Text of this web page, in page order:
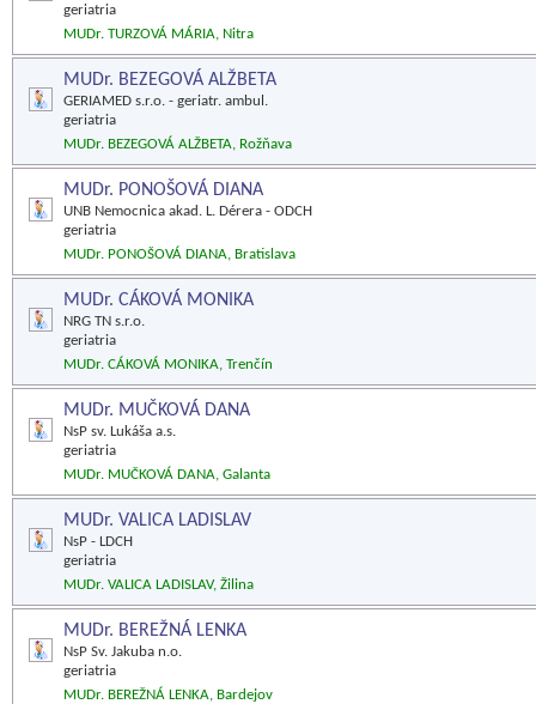
geriatria
MUDr. TURZOVÁ MÁRIA, Nitra
MUDr. BEZEGOVÁ ALŽBETA
GERIAMED s.r.o. - geriatr. ambul.
geriatria
MUDr. BEZEGOVÁ ALŽBETA, Rožňava
MUDr. PONOŠOVÁ DIANA
UNB Nemocnica akad. L. Dérera - ODCH
geriatria
MUDr. PONOŠOVÁ DIANA, Bratislava
MUDr. CÁKOVÁ MONIKA
NRG TN s.r.o.
geriatria
MUDr. CÁKOVÁ MONIKA, Trenčín
MUDr. MUČKOVÁ DANA
NsP sv. Lukáša a.s.
geriatria
MUDr. MUČKOVÁ DANA, Galanta
MUDr. VALICA LADISLAV
NsP - LDCH
geriatria
MUDr. VALICA LADISLAV, Žilina
MUDr. BEREŽNÁ LENKA
NsP Sv. Jakuba n.o.
geriatria
MUDr. BEREŽNÁ LENKA, Bardejov